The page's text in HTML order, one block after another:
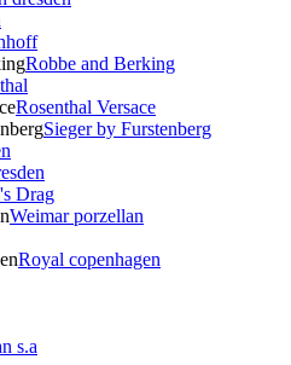
Robbe and Berking
Rosenthal Versace
Sieger by Furstenberg
Drag
Weimar porzellan
Royal copenhagen
s.a